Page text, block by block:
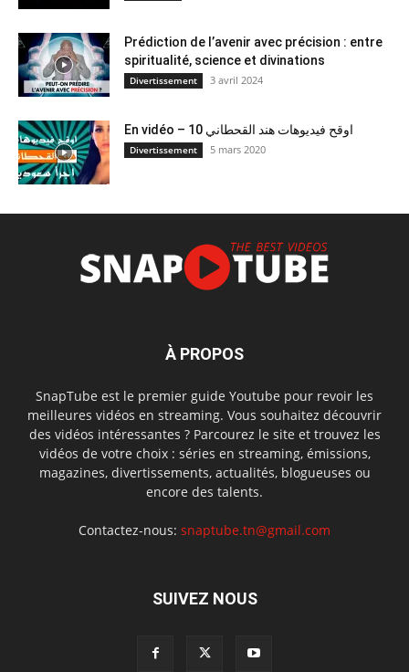
Prédiction de l’avenir avec précision : entre
spiritualité, science et divinations
Divertissement 3 avril 2024
En vidéo – 10 اوقح فيديوهات هند القحطاني
Divertissement 5 mars 2020
À PROPOS
SnapTube est le premier guide Youtube pour revoir les
meilleures vidéos en streaming. Vous souhaitez découvrir
des vidéos intéressantes ? Parcourez le site et trouvez les
vidéos de votre choix : séries en streaming, émissions,
magazines, divertissements, actualités, blogueuses ou
encore des talents.
Contactez-nous: snaptube.tn@gmail.com
SUIVEZ NOUS